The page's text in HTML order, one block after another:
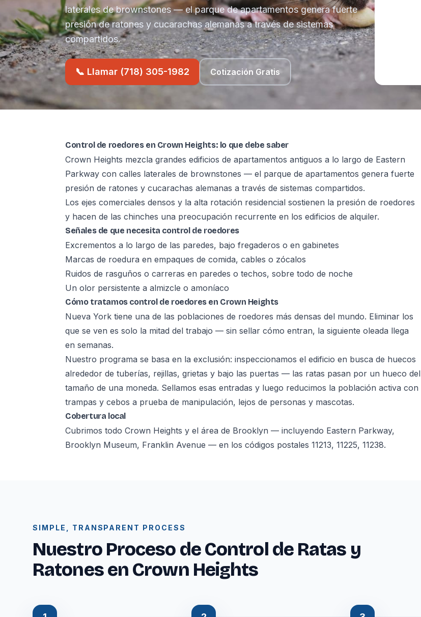
laterales de brownstones — el parque de apartamentos genera fuerte
presión de ratones y cucarachas alemanas a través de sistemas
compartidos.
📞 Llamar (718) 305-1982 Cotización Gratis
Control de roedores en Crown Heights: lo que debe saber
Crown Heights mezcla grandes edificios de apartamentos antiguos a lo largo de Eastern
Parkway con calles laterales de brownstones — el parque de apartamentos genera fuerte
presión de ratones y cucarachas alemanas a través de sistemas compartidos.
Los ejes comerciales densos y la alta rotación residencial sostienen la presión de roedores
y hacen de las chinches una preocupación recurrente en los edificios de alquiler.
Señales de que necesita control de roedores
Excrementos a lo largo de las paredes, bajo fregaderos o en gabinetes
Marcas de roedura en empaques de comida, cables o zócalos
Ruidos de rasguños o carreras en paredes o techos, sobre todo de noche
Un olor persistente a almizcle o amoníaco
Cómo tratamos control de roedores en Crown Heights
Nueva York tiene una de las poblaciones de roedores más densas del mundo. Eliminar los
que se ven es solo la mitad del trabajo — sin sellar cómo entran, la siguiente oleada llega
en semanas.
Nuestro programa se basa en la exclusión: inspeccionamos el edificio en busca de huecos
alrededor de tuberías, rejillas, grietas y bajo las puertas — las ratas pasan por un hueco del
tamaño de una moneda. Sellamos esas entradas y luego reducimos la población activa con
trampas y cebos a prueba de manipulación, lejos de personas y mascotas.
Cobertura local
Cubrimos todo Crown Heights y el área de Brooklyn — incluyendo Eastern Parkway,
Brooklyn Museum, Franklin Avenue — en los códigos postales 11213, 11225, 11238.
SIMPLE, TRANSPARENT PROCESS
Nuestro Proceso de Control de Ratas y
Ratones en Crown Heights